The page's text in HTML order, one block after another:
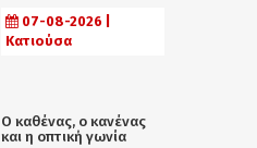
07-08-2026 |
Κατιούσα
Ο καθένας, ο κανένας
και η οπτική γωνία